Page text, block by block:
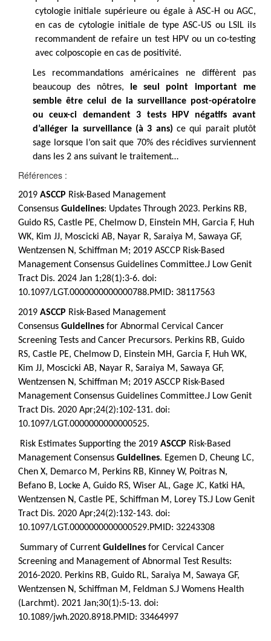
cytologie initiale supérieure ou égale à ASC-H ou AGC,
en cas de cytologie initiale de type ASC-US ou LSIL ils
recommandent de refaire un test HPV ou un co-testing
avec colposcopie en cas de positivité.
Les recommandations américaines ne diffèrent pas
beaucoup des nôtres,
le seul point important me
semble être celui de la surveillance post-opératoire
ou ceux-ci demandent 3 tests HPV négatifs avant
d’alléger la surveillance (à 3 ans) ce qui parait plutôt
sage lorsque l’on sait que 70% des récidives surviennent
dans les 2 ans suivant le traitement…
Références :
2019 ASCCP Risk-Based Management
Consensus Guidelines: Updates Through 2023. Perkins RB,
Guido RS, Castle PE, Chelmow D, Einstein MH, Garcia F, Huh
WK, Kim JJ, Moscicki AB, Nayar R, Saraiya M, Sawaya GF,
Wentzensen N, Schiffman M; 2019 ASCCP Risk-Based
Management Consensus Guidelines Committee.J Low Genit
Tract Dis. 2024 Jan 1;28(1):3-6. doi:
10.1097/LGT.0000000000000788.PMID: 38117563
2019 ASCCP Risk-Based Management
Consensus Guidelines for Abnormal Cervical Cancer
Screening Tests and Cancer Precursors. Perkins RB, Guido
RS, Castle PE, Chelmow D, Einstein MH, Garcia F, Huh WK,
Kim JJ, Moscicki AB, Nayar R, Saraiya M, Sawaya GF,
Wentzensen N, Schiffman M; 2019 ASCCP Risk-Based
Management Consensus Guidelines Committee.J Low Genit
Tract Dis. 2020 Apr;24(2):102-131. doi:
10.1097/LGT.0000000000000525.
Risk Estimates Supporting the 2019 ASCCP Risk-Based
Management Consensus Guidelines. Egemen D, Cheung LC,
Chen X, Demarco M, Perkins RB, Kinney W, Poitras N,
Befano B, Locke A, Guido RS, Wiser AL, Gage JC, Katki HA,
Wentzensen N, Castle PE, Schiffman M, Lorey TS.J Low Genit
Tract Dis. 2020 Apr;24(2):132-143. doi:
10.1097/LGT.0000000000000529.PMID: 32243308
Summary of Current Guidelines for Cervical Cancer
Screening and Management of Abnormal Test Results:
2016-2020. Perkins RB, Guido RL, Saraiya M, Sawaya GF,
Wentzensen N, Schiffman M, Feldman S.J Womens Health
(Larchmt). 2021 Jan;30(1):5-13. doi:
10.1089/jwh.2020.8918.PMID: 33464997